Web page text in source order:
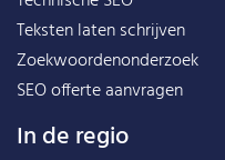
Teksten laten schrijven
Zoekwoordenonderzoek
SEO offerte aanvragen
In de regio